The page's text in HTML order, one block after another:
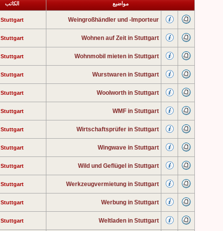
مواضيع الكاتب
Weingroßhändler und -Importeur
Stuttgart
Wohnen auf Zeit in Stuttgart
Stuttgart
Wohnmobil mieten in Stuttgart
Stuttgart
Wurstwaren in Stuttgart
Stuttgart
Woolworth in Stuttgart
Stuttgart
WMF in Stuttgart
Stuttgart
Wirtschaftsprüfer in Stuttgart
Stuttgart
Wingwave in Stuttgart
Stuttgart
Wild und Geflügel in Stuttgart
Stuttgart
Werkzeugvermietung in Stuttgart
Stuttgart
Werbung in Stuttgart
Stuttgart
Weltladen in Stuttgart
Stuttgart